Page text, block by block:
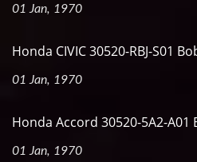
01 Jan, 1970
Honda CIVIC 30520-RBJ-S01
01 Jan, 1970
Honda Accord 30520-5A2-A01
01 Jan, 1970